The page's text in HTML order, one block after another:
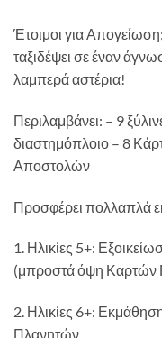
Έτοιμοι για
ταξιδέψει σε έναν
λαμπερά αστέρια!
Περιλαμβάνει: – 9
διαστημόπλοιο – 8
Αποστολών
Προσφέρει πολλαπλά
1. Ηλικίες 5+:
(μπροστά όψη Καρτών
2. Ηλικίες 6+:
Πλανητών